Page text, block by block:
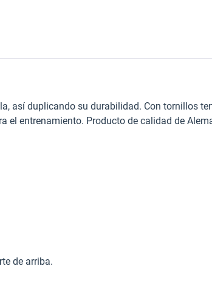
así duplicando su durabilidad. Con tornillos
el entrenamiento. Producto de calidad de
de arriba.